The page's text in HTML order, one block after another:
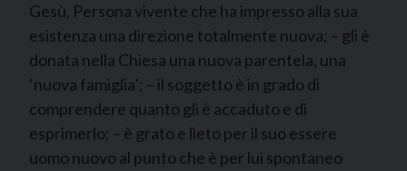
Gesù, Persona vivente che ha impresso alla sua
esistenza una direzione totalmente nuova; – gli è
donata nella Chiesa una nuova parentela, una
‘nuova famiglia’; – il soggetto è in grado di
comprendere quanto gli è accaduto e di
esprimerlo; – è grato e lieto per il suo essere
uomo nuovo al punto che è per lui spontaneo